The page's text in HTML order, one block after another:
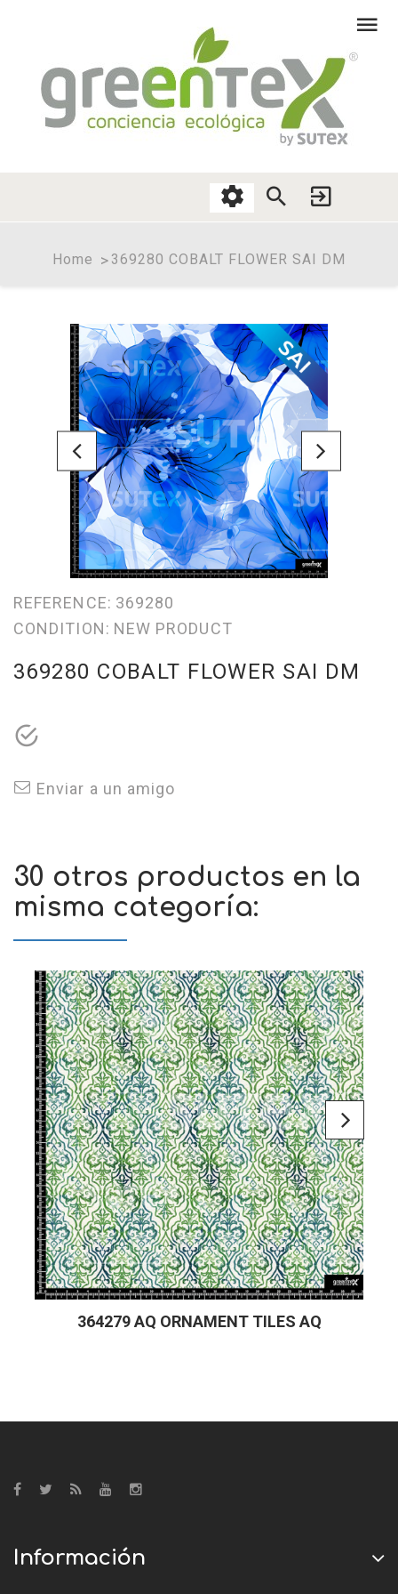
Home 369280 COBALT FLOWER SAI DM
REFERENCE: 369280
CONDITION: NEW PRODUCT
369280 COBALT FLOWER SAI DM
Enviar a un amigo
30 otros productos en la
misma categoría:
364279 AQ ORNAMENT TILES AQ
Información